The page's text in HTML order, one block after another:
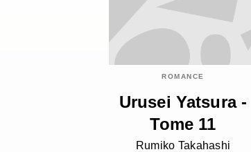
ROMANCE
Urusei Yatsura -
Tome 11
Rumiko Takahashi